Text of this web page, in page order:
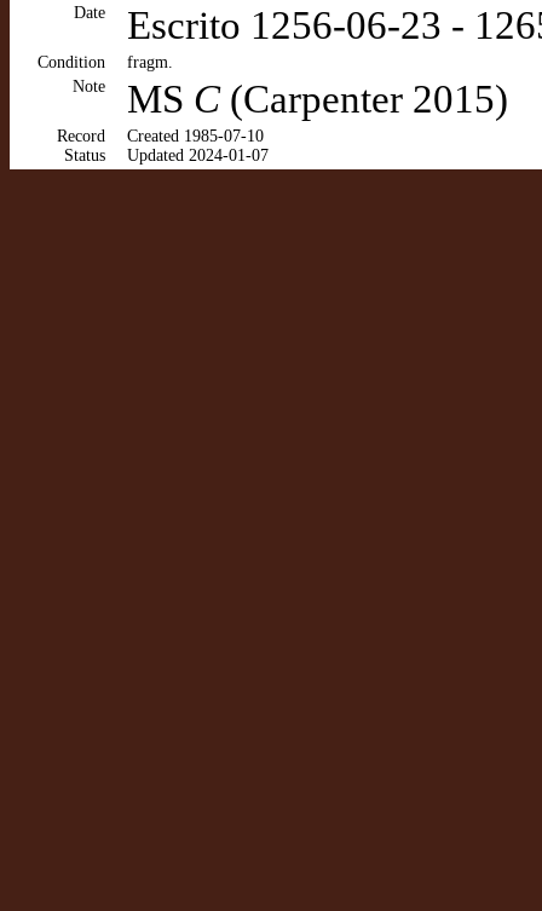
Date Escrito 1256-06-23 -
Condition
fragm.
Note
MS C(Carpenter 2015)
Record
Status
Created 1985-07-10
Updated 2024-01-07